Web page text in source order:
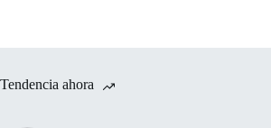
Tendencia ahora